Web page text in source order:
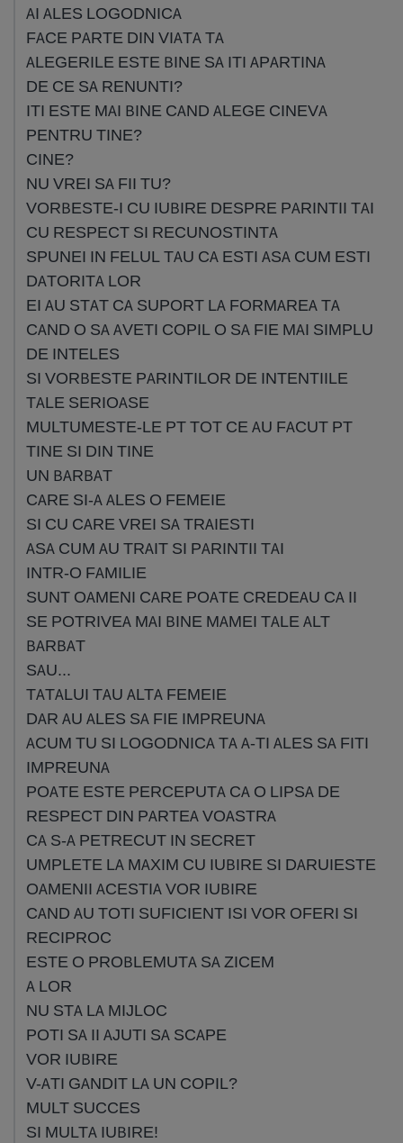
AI ALES LOGODNICA
FACE PARTE DIN VIATA TA
ALEGERILE ESTE BINE SA ITI APARTINA
DE CE SA RENUNTI?
ITI ESTE MAI BINE CAND ALEGE CINEVA
PENTRU TINE?
CINE?
NU VREI SA FII TU?
VORBESTE-I CU IUBIRE DESPRE PARINTII TAI
CU RESPECT SI RECUNOSTINTA
SPUNEI IN FELUL TAU CA ESTI ASA CUM ESTI
DATORITA LOR
EI AU STAT CA SUPORT LA FORMAREA TA
CAND O SA AVETI COPIL O SA FIE MAI SIMPLU
DE INTELES
SI VORBESTE PARINTILOR DE INTENTIILE
TALE SERIOASE
MULTUMESTE-LE PT TOT CE AU FACUT PT
TINE SI DIN TINE
UN BARBAT
CARE SI-A ALES O FEMEIE
SI CU CARE VREI SA TRAIESTI
ASA CUM AU TRAIT SI PARINTII TAI
INTR-O FAMILIE
SUNT OAMENI CARE POATE CREDEAU CA II
SE POTRIVEA MAI BINE MAMEI TALE ALT
BARBAT
SAU...
TATALUI TAU ALTA FEMEIE
DAR AU ALES SA FIE IMPREUNA
ACUM TU SI LOGODNICA TA A-TI ALES SA FITI
IMPREUNA
POATE ESTE PERCEPUTA CA O LIPSA DE
RESPECT DIN PARTEA VOASTRA
CA S-A PETRECUT IN SECRET
UMPLETE LA MAXIM CU IUBIRE SI DARUIESTE
OAMENII ACESTIA VOR IUBIRE
CAND AU TOTI SUFICIENT ISI VOR OFERI SI
RECIPROC
ESTE O PROBLEMUTA SA ZICEM
A LOR
NU STA LA MIJLOC
POTI SA II AJUTI SA SCAPE
VOR IUBIRE
V-ATI GANDIT LA UN COPIL?
MULT SUCCES
SI MULTA IUBIRE!